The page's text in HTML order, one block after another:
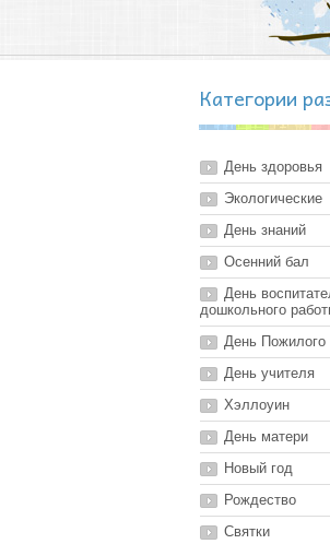
Категории
День здоровья
Экологические
День знаний
Осенний бал
День
дошкольного
День Пожилого
День учителя
Хэллоуин
День матери
Новый год
Рождество
Святки